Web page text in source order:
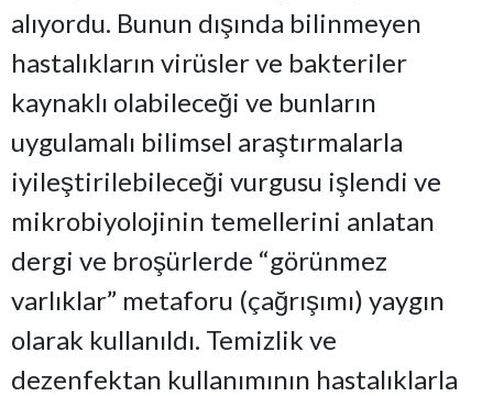
alıyordu. Bunun dışında bilinmeyen
hastalıkların virüsler ve bakteriler
kaynaklı olabileceği ve bunların
uygulamalı bilimsel araştırmalarla
iyileştirilebileceği vurgusu işlendi ve
mikrobiyolojinin temellerini anlatan
dergi ve broşürlerde “görünmez
varlıklar” metaforu (çağrışımı) yaygın
olarak kullanıldı. Temizlik ve
dezenfektan kullanımının hastalıklarla